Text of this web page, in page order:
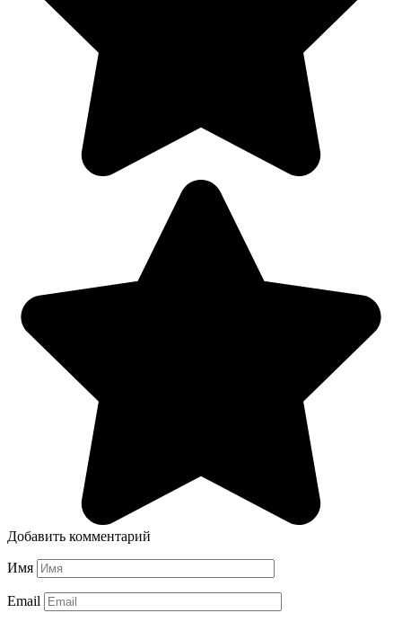
Добавить комментарий
Имя
Email